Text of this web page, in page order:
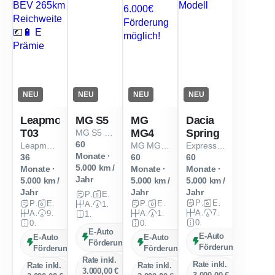
NEU
Leapmotor
T03
36
Monate ·
5.000 km /
Jahr
Privat
Elektro
Automatik
95 PS (70 kW)
0 km
E-Auto
Förderung
Rate inkl.
NEU
MG S5
60
Monate ·
5.000 km /
Jahr
Privat
Elektro
Automatik
170 PS (125 kW)
10 km
E-Auto
Förderung
Rate inkl.
3.000,00 €
NEU
MG
MG4
60
Monate ·
5.000 km /
Jahr
Privat & Gewerbe
Elektro
Automatik
190 PS (140 kW)
0 km
E-Auto
Förderung
Rate inkl.
NEU
Dacia
Spring
Expression Neues Modell
60
Monate ·
5.000 km /
Jahr
Privat
Elektro
Automatik
71 PS (52 kW)
0 km
E-Auto
Förderung
Rate inkl.